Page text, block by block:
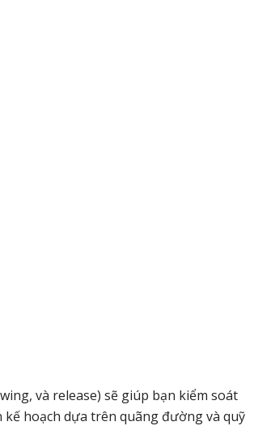
và release) sẽ giúp bạn kiểm soát
hoạch dựa trên quãng đường và quỹ